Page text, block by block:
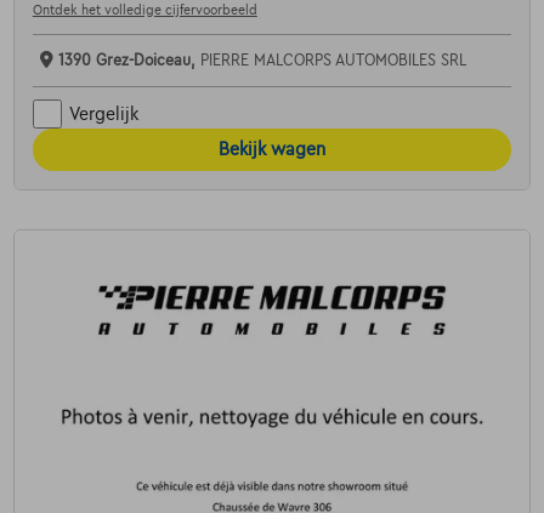
Ontdek het volledige cijfervoorbeeld
1390 Grez-Doiceau, PIERRE MALCORPS AUTOMOBILES SRL
Vergelijk
Bekijk wagen